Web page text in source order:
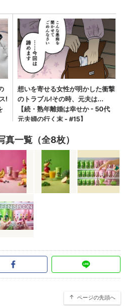
真一覧（全8枚）
ページの先頭へ